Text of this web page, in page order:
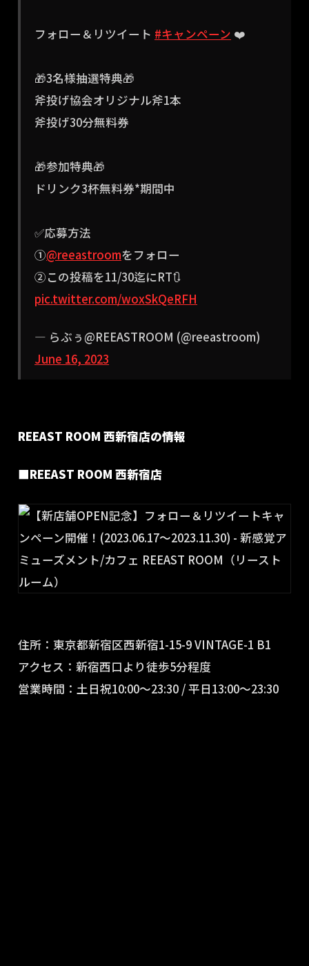
フォロー＆リツイート #キャンペーン ❤️
🎁3名様抽選特典🎁
斧投げ協会オリジナル斧1本
斧投げ30分無料券
🎁参加特典🎁
ドリンク3杯無料券*期間中
✅応募方法
①@reeastroomをフォロー
②この投稿を11/30迄にRT🔃
pic.twitter.com/woxSkQeRFH
— らぶぅ@REEASTROOM (@reeastroom)
June 16, 2023
REEAST ROOM 西新宿店の情報
■REEAST ROOM 西新宿店
住所：東京都新宿区西新宿1-15-9 VINTAGE-1 B1
アクセス：新宿西口より徒歩5分程度
営業時間：土日祝10:00〜23:30 / 平日13:00〜23:30